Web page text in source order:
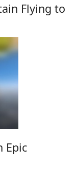
Flying to
Epic